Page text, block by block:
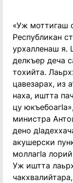
«Уж моттигаш
Республикан
урхалленаш я.
делкъер деча
тохийта.
цавезарах, из
наха, иштта
цу
министра
дено
акушерски
моллагIа
Уж иштта